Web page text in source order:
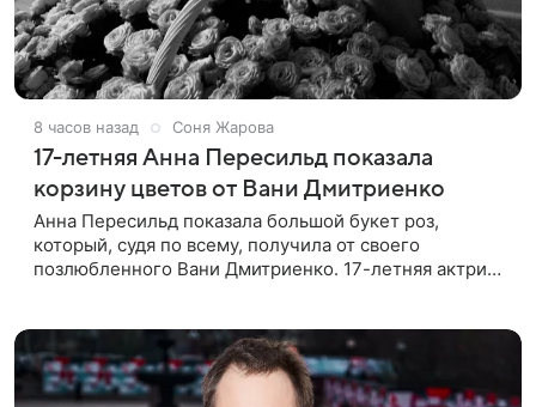
8 часов назад Соня Жарова
17-летняя Анна Пересильд показала
корзину цветов от Вани Дмитриенко
Анна Пересильд показала большой букет роз,
который, судя по всему, получилa от своего
позлюбленного Вани Дмитриенко. 17-летняя актриса